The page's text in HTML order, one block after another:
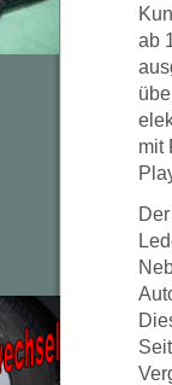
ab
mit